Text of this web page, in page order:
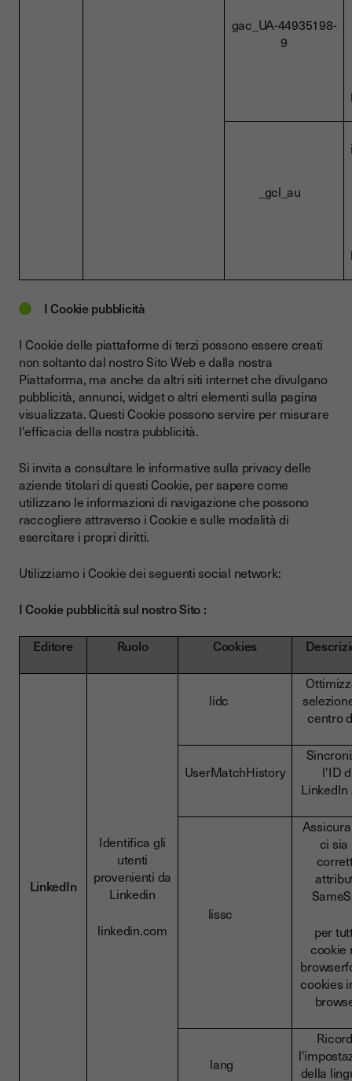
gac_UA-44935198-
9
_gcl_au
I Cookie pubblicità
I Cookie delle piattaforme di terzi possono essere creati
non soltanto dal nostro Sito Web e dalla nostra
Piattaforma, ma anche da altri siti internet che divulgano
pubblicità, annunci, widget o altri elementi sulla pagina
visualizzata. Questi Cookie possono servire per misurare
l'efficacia della nostra pubblicità.
Si invita a consultare le informative sulla privacy delle
aziende titolari di questi Cookie, per sapere come
utilizzano le informazioni di navigazione che possono
raccogliere attraverso i Cookie e sulle modalità di
esercitare i propri diritti.
Utilizziamo i Cookie dei seguenti social network:
I Cookie pubblicità sul nostro Sito :
Editore
Ruolo Cookies
LinkedIn
Identifica gli
utenti
provenienti da
Linkedin
linkedin.com
lidc
centro
UserMatchHistory
l'ID
LinkedIn
lissc
ci sia
per
cookie
cookies
lang
della